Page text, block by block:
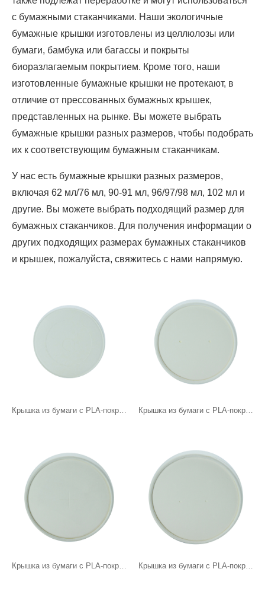
с бумажными стаканчиками. Наши экологичные
бумажные крышки изготовлены из целлюлозы или
бумаги, бамбука или багассы и покрыты
биоразлагаемым покрытием. Кроме того, наши
изготовленные бумажные крышки не протекают, в
отличие от прессованных бумажных крышек,
представленных на рынке. Вы можете выбрать
бумажные крышки разных размеров, чтобы подобрать
их к соответствующим бумажным стаканчикам.
У нас есть бумажные крышки разных размеров,
включая 62 мл/76 мл, 90-91 мл, 96/97/98 мл, 102 мл и
другие. Вы можете выбрать подходящий размер для
бумажных стаканчиков. Для получения информации о
других подходящих размерах бумажных стаканчиков
и крышек, пожалуйста, свяжитесь с нами напрямую.